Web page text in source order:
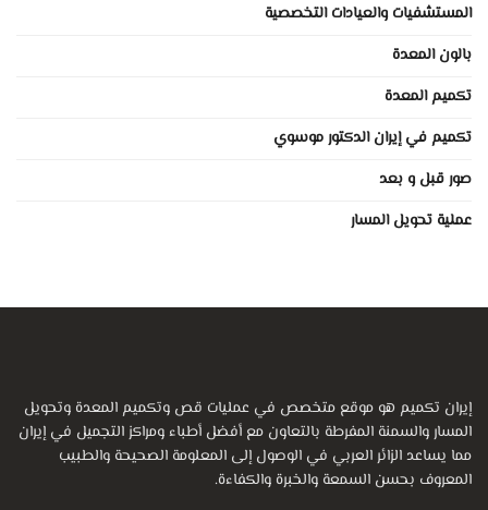
المستشفيات والعيادات التخصصية
بالون المعدة
تكميم المعدة
تكميم في إيران الدكتور موسوي
صور قبل و بعد
عملية تحويل المسار
إيران تكميم هو موقع متخصص في عمليات قص وتكميم المعدة وتحويل
المسار والسمنة المفرطة بالتعاون مع أفضل أطباء ومراكز التجميل في إيران
مما يساعد الزائر العربي في الوصول إلى المعلومة الصحيحة والطبيب
المعروف بحسن السمعة والخبرة والكفاءة.